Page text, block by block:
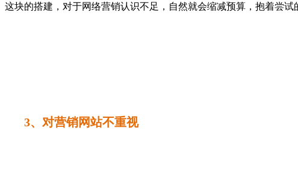
这块的搭建，对于网络营销认识不足，自然就会缩减预算，抱着尝
3、对营销网站不重视